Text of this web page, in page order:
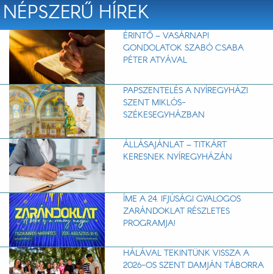
NÉPSZERŰ HÍREK
ÉRINTŐ – VASÁRNAPI
GONDOLATOK SZABÓ CSABA
PÉTER ATYÁVAL
PAPSZENTELÉS A NYÍREGYHÁZI
SZENT MIKLÓS-
SZÉKESEGYHÁZBAN
ÁLLÁSAJÁNLAT – TITKÁRT
KERESNEK NYÍREGYHÁZÁN
ÍME A 24. IFJÚSÁGI GYALOGOS
ZARÁNDOKLAT RÉSZLETES
PROGRAMJA!
HÁLÁVAL TEKINTÜNK VISSZA A
2026-OS SZENT DAMJÁN TÁBORRA